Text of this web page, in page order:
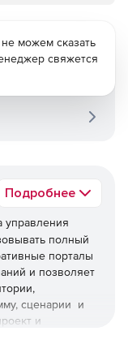
Подробнее
управления
полный
порталы
и позволяет
сценарии и
и
можем сказать
свяжется